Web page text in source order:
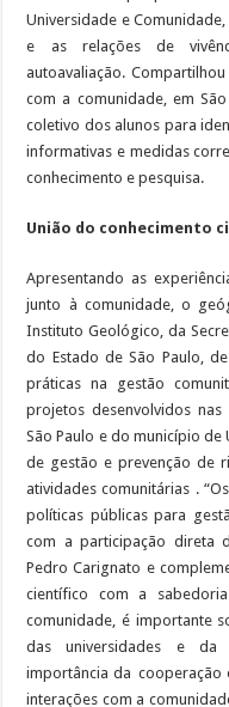
Universidade e
e as relações de
autoavaliação.
com a comunidade, em
coletivo dos alunos para
informativas e medidas
conhecimento e pesquisa.
União do conhecimento
Apresentando as
junto à comunidade, o
Instituto Geológico, da
do Estado de São Paulo,
práticas na gestão
projetos desenvolvidos
São Paulo e do município de
de gestão e prevenção de
atividades comunitárias .
políticas públicas para
com a participação direta
Pedro Carignato e
científico com a
comunidade, é importante
das universidades e da
importância da cooperação
interações com a